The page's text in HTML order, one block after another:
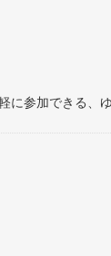
に参加できる、